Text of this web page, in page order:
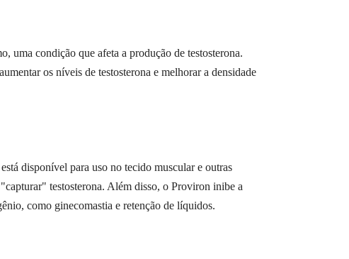
uma condição que afeta a produção de testosterona.
os níveis de testosterona e melhorar a densidade
disponível para uso no tecido muscular e outras
testosterona. Além disso, o Proviron inibe a
como ginecomastia e retenção de líquidos.